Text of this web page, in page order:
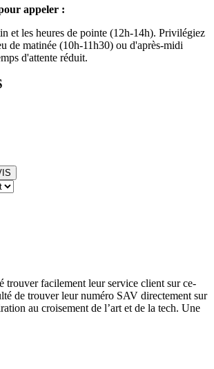
appeler :
et les heures de pointe (12h-14h). Privilégiez
de matinée (10h-11h30) ou d'après-midi
d'attente réduit.
trouver facilement leur service client sur ce-
de trouver leur numéro SAV directement sur
au croisement de l’art et de la tech. Une